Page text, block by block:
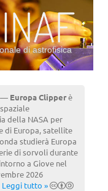
di astrofisica
Europa Clipperè
della NASA per
di Europa, satellite
studierà Europa
di sorvoli durante
a Giove nel
2026
Leggi tutto »